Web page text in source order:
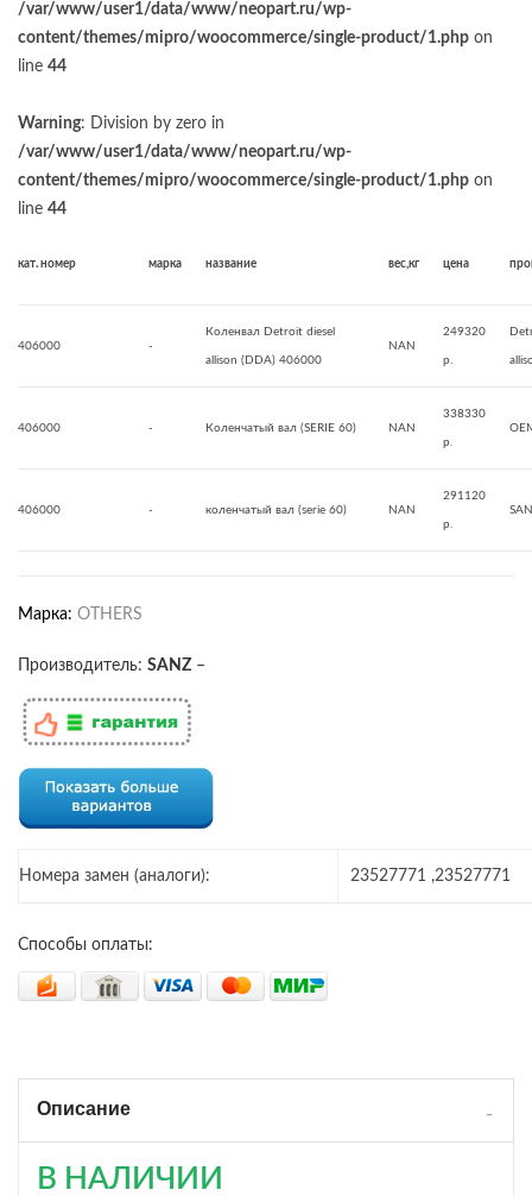
/var/www/user1/data/www/neopart.ru/wp-
content/themes/mipro/woocommerce/single-product/1.php on
line 44
Warning: Division by zero in
/var/www/user1/data/www/neopart.ru/wp-
content/themes/mipro/woocommerce/single-product/1.php on
line 44
кат. номер марка название вес,кг цена
406000 -
Коленвал Detroit diesel
allison (DDA) 406000
NAN
249320
р.
406000 - Коленчатый вал (SERIE 60) NAN
338330
р.
406000 - коленчатый вал (serie 60) NAN
291120
р.
Марка: OTHERS
Производитель: SANZ –
Номера замен (аналоги): 23527771 ,23527771
Способы оплаты:
Описание
В НАЛИЧИИ